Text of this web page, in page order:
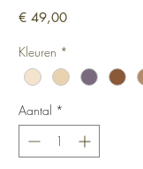
€ 49,00Prijs
Kleuren *
Aantal *